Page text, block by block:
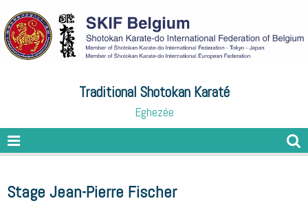
Traditional Shotokan Karaté
Eghezée
Stage Jean-Pierre Fischer